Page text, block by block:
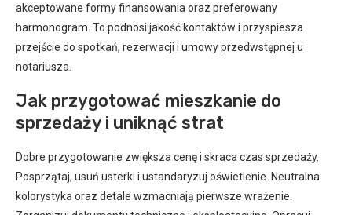
akceptowane formy finansowania oraz preferowany
harmonogram. To podnosi jakość kontaktów i przyspiesza
przejście do spotkań, rezerwacji i umowy przedwstępnej u
notariusza.
Jak przygotować mieszkanie do
sprzedaży i uniknąć strat
Dobre przygotowanie zwiększa cenę i skraca czas sprzedaży.
Posprzątaj, usuń usterki i ustandaryzuj oświetlenie. Neutralna
kolorystyka oraz detale wzmacniają pierwsze wrażenie.